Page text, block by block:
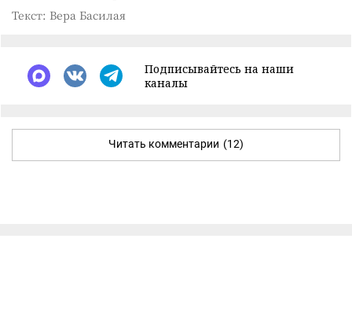
Текст: Вера Басилая
Подписывайтесь на наши
каналы
Читать комментарии (12)